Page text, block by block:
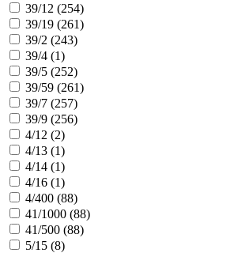
39/12 (254)
39/19 (261)
39/2 (243)
39/4 (1)
39/5 (252)
39/59 (261)
39/7 (257)
39/9 (256)
4/12 (2)
4/13 (1)
4/14 (1)
4/16 (1)
4/400 (88)
41/1000 (88)
41/500 (88)
5/15 (8)